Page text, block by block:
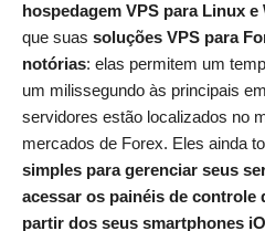
hospedagem VPS para Linux e
que suas soluções VPS para
notórias: elas permitem um
um milissegundo às principais
servidores estão localizados no
mercados de Forex. Eles ainda
simples para gerenciar seus
acessar os painéis de controle
partir dos seus smartphones